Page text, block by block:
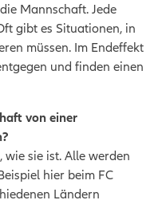
Mannschaft. Jede
gibt es Situationen, in
müssen. Im Endeffekt
und finden einen
von einer
wie sie ist. Alle werden
hier beim FC
Ländern